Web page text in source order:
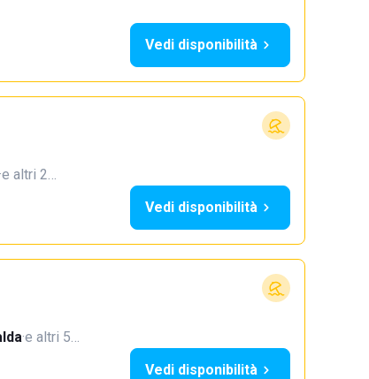
Vedi disponibilità
·e altri 2…
Vedi disponibilità
·e altri 5…
Vedi disponibilità